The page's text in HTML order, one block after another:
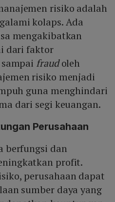
risiko adalah
kolaps. Ada
mengakibatkan
dari faktor
fraudoleh
risiko menjadi
guna menghindari
dari segi keuangan.
Perusahaan
berfungsi dan
profit.
perusahaan dapat
sumber daya yang